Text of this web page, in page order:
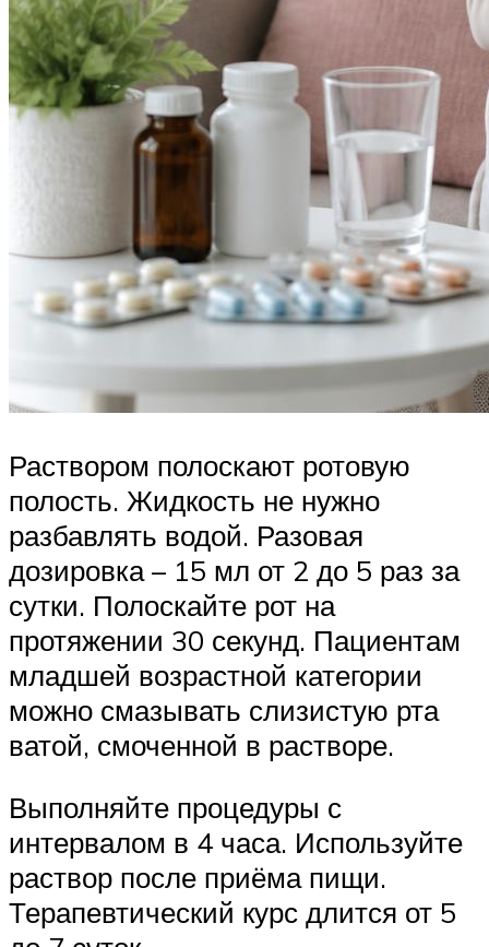
Раствором полоскают ротовую
полость. Жидкость не нужно
разбавлять водой. Разовая
дозировка – 15 мл от 2 до 5 раз за
сутки. Полоскайте рот на
протяжении 30 секунд. Пациентам
младшей возрастной категории
можно смазывать слизистую рта
ватой, смоченной в растворе.
Выполняйте процедуры с
интервалом в 4 часа. Используйте
раствор после приёма пищи.
Терапевтический курс длится от 5